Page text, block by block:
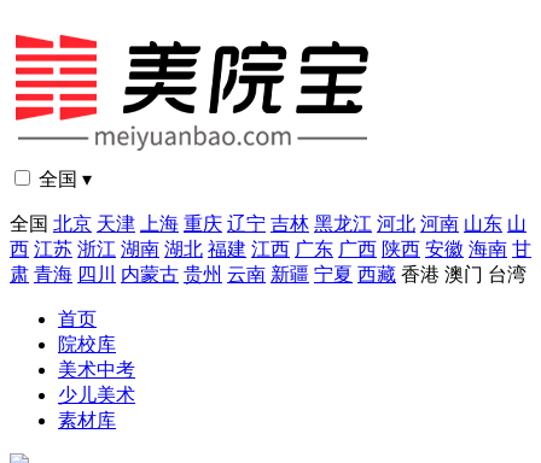
全国 ▾
全国 北京 天津 上海 重庆 辽宁 吉林 黑龙江 河北 河南 山东 山
西 江苏 浙江 湖南 湖北 福建 江西 广东 广西 陕西 安徽 海南 甘
肃 青海 四川 内蒙古 贵州 云南 新疆 宁夏 西藏 香港 澳门 台湾
首页
院校库
美术中考
少儿美术
素材库